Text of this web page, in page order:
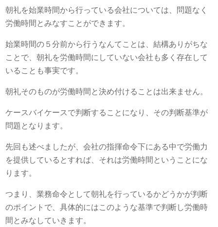
朝礼を始業時間から行っている会社については、問題なく
労働時間とみなすことができます。
始業時間の５分前から行うなんてことは、結構ありがちな
ことで、朝礼を労働時間にしていない会社も多く存在して
いることも事実です。
朝礼そのものが労働時間と決め付けることは出来ません。
ケースバイケースで判断することになり、その判断基準が
問題となります。
先回も述べましたが、会社の指揮命令下にある中で労働力
を提供しているとすれば、それは労働時間ということにな
ります。
つまり、業務命令として朝礼を行っているかどうかが判断
のポイントで、具体的にはこのような基準で判断し労働時
間とみなしていきます。